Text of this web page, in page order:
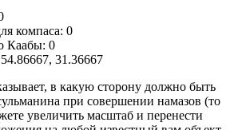
компаса: 0
Каабы: 0
54.86667, 31.36667
в какую сторону должно быть
при совершении намазов (то
увеличить масштаб и перенести